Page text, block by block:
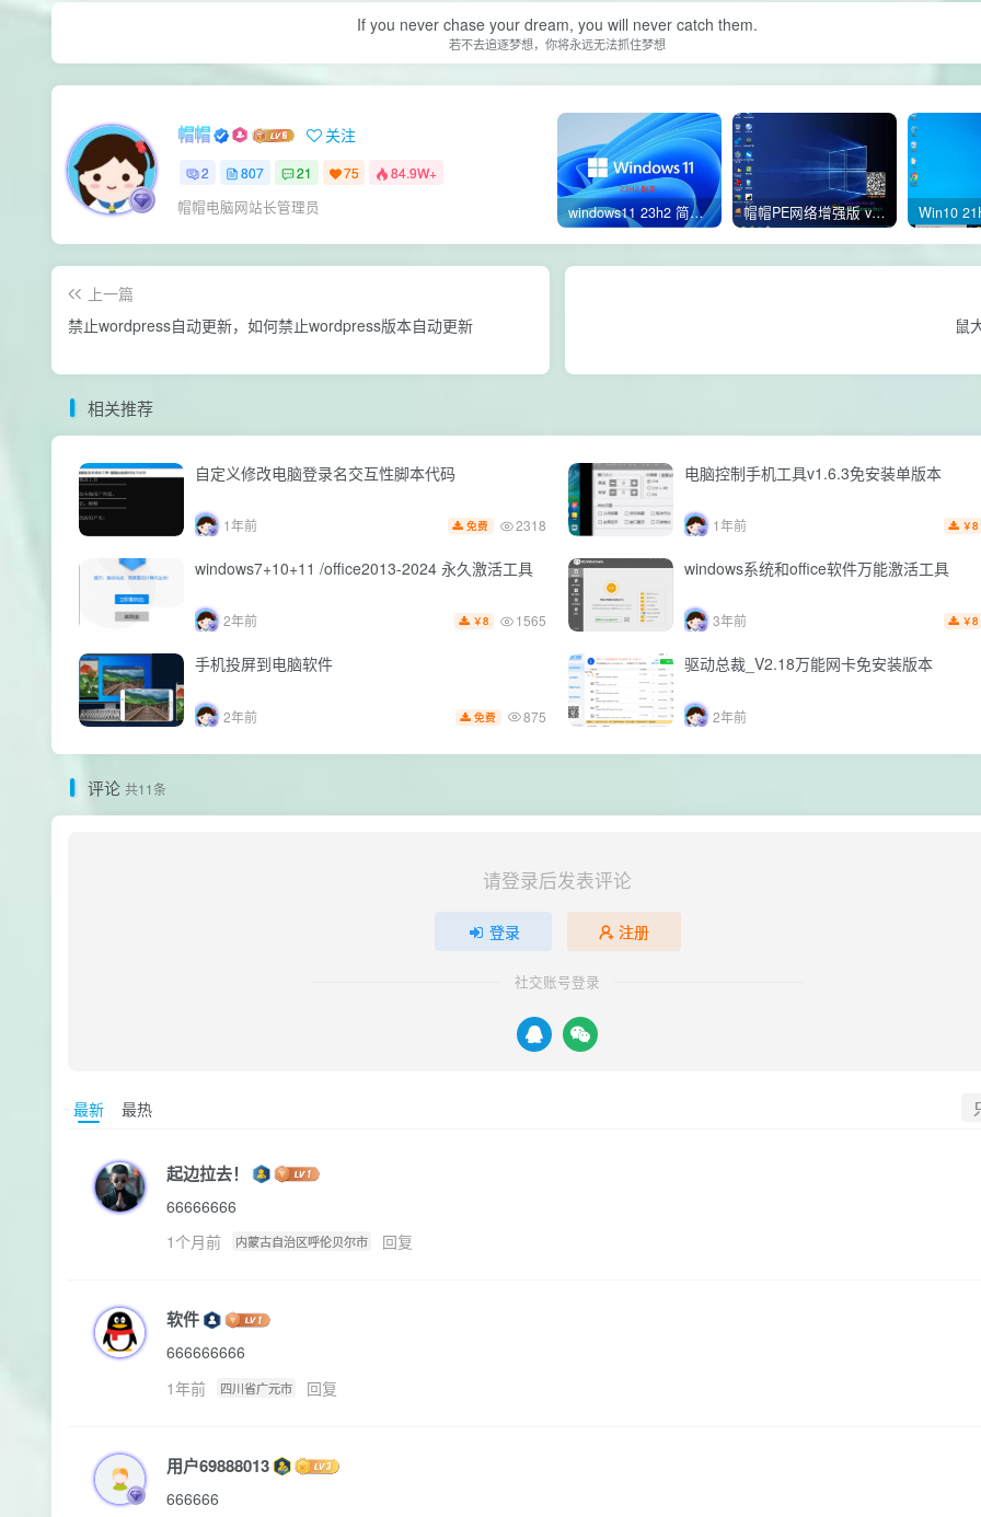
If you never chase your dream, you will never catch them.
若不去追逐梦想，你将永远无法抓住梦想
帽帽 关注
2 807 21 75 84.9W+
帽帽电脑网站长管理员 windows11 23h2 简体中文版64位 正式版 帽帽PE网络增强版 v2.4版本
上一篇
禁止wordpress自动更新，如何禁止wordpress版本自动更新
鼠
相关推荐
自定义修改电脑登录名交互性脚本代码
1年前 免费 2318
电脑控制手机工具v1.6.3免安装单版本
1年前 ￥8
windows7+10+11 /office2013-2024 永久激活工具
2年前 ￥8 1565
windows系统和office软件万能激活工具
3年前 ￥8
手机投屏到电脑软件
2年前 免费 875
驱动总裁_V2.18万能网卡免安装版本
2年前
评论 共11条
请登录后发表评论
登录 注册
社交账号登录
最新 最热
起边拉去！
66666666
1个月前
内蒙古自治区呼伦贝尔市 回复
软件
666666666
1年前
四川省广元市 回复
用户69888013
666666